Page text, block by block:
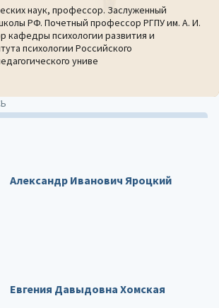
наук, профессор. Заслуженный
РФ. Почетный профессор РГПУ им. А. И.
кафедры психологии развития и
психологии Российского
униве
Александр Иванович Яроцкий
Евгения Давыдовна Хомская